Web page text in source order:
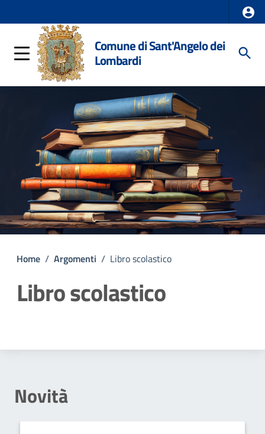
Comune di Sant'Angelo dei
Lombardi
Home / Argomenti / Libro scolastico
Libro scolastico
Novità